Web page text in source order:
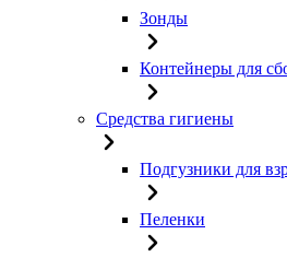
Зонды
Контейнеры для
Средства гигиены
Подгузники для
Пеленки